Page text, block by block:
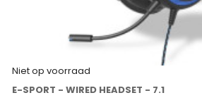
Niet op voorraad
E-SPORT - WIRED HEADSET - 7.1